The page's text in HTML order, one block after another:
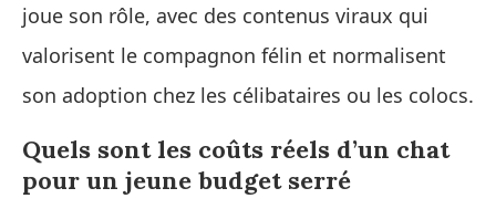
joue son rôle, avec des contenus viraux qui
valorisent le compagnon félin et normalisent
son adoption chez les célibataires ou les colocs.
Quels sont les coûts réels d’un chat
pour un jeune budget serré